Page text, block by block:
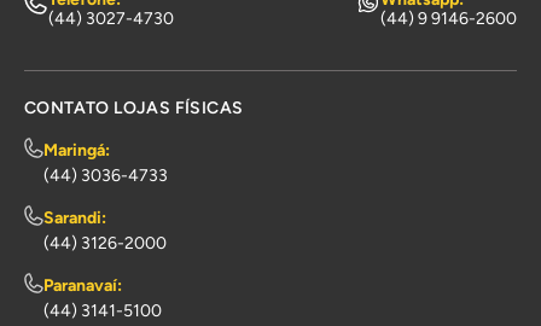
(44) 3027-4730
(44) 9 9146-2600
CONTATO LOJAS FÍSICAS
Maringá:
(44) 3036-4733
Sarandi:
(44) 3126-2000
Paranavaí:
(44) 3141-5100